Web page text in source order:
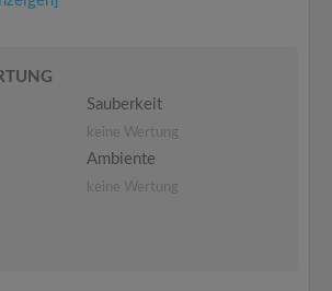
Sauberkeit
keine Wertung
Ambiente
keine Wertung